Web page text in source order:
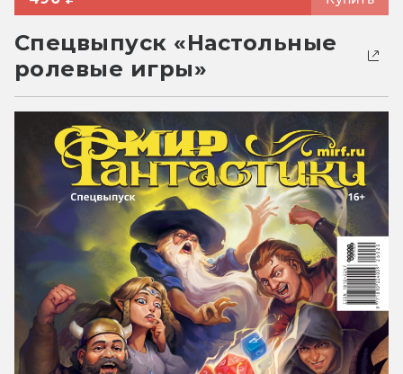
Спецвыпуск «Настольные
ролевые игры»